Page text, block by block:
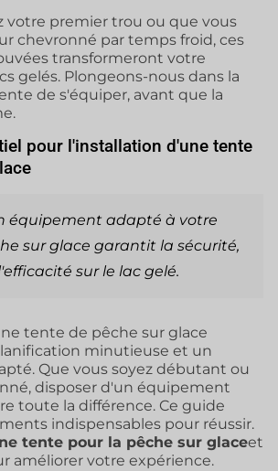
votre premier trou ou que vous
chevronné par temps froid, ces
transformeront votre
gelés. Plongeons-nous dans la
de s'équiper, avant que la
pour l'installation d'une tente
équipement adapté à votre
sur glace garantit la sécurité,
sur le lac gelé.
tente de pêche sur glace
minutieuse et un
Que vous soyez débutant ou
disposer d'un équipement
toute la différence. Ce guide
indispensables pour réussir.
tente pour la pêche sur glaceet
améliorer votre expérience.